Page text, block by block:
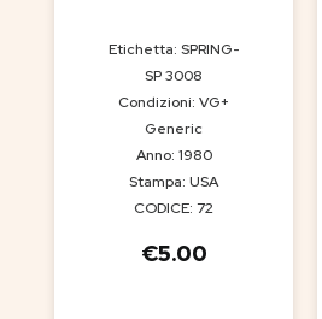
Etichetta: SPRING-
SP 3008
Condizioni: VG+
Generic
Anno: 1980
Stampa: USA
CODICE: 72
€5.00